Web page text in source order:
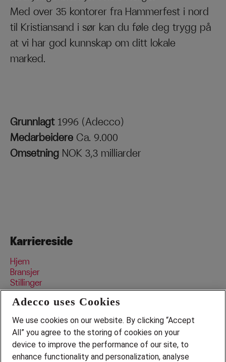
Med over 35 kontorer fra Hammerfest i nord
til Kristiansand i sør kan du føle deg trygg på
at vi har god kunnskap om ditt lokale
marked.
Grunnlagt 1996 (Adecco)
Medarbeidere Ca. 9.000
Omsetning NOK 3,3 milliarder
Karriereside
Hjem
Bransjer
Stillinger
Data og personvern
Bransjer
Pedagogisk
Serviceyrke
Adecco uses Cookies
We use cookies on our website. By clicking “Accept
All” you agree to the storing of cookies on your
device to improve the performance of our site, to
enhance functionality and personalization, analyse